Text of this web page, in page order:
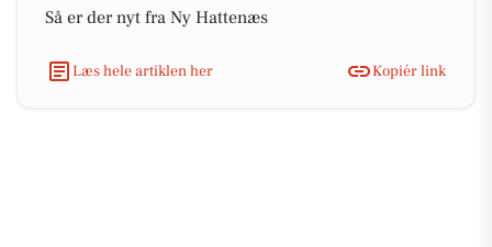
Så er der nyt fra Ny Hattenæs
Læs hele artiklen her Kopiér link